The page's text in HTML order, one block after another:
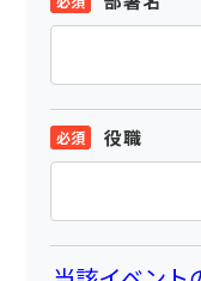
役職